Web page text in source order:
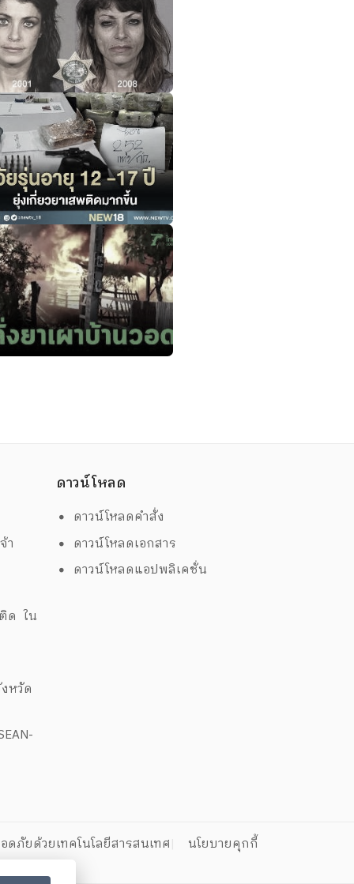
า
ด ใน
หวัด
ดาวน์โหลด
ดาวน์โหลดคำสั่ง
ดาวน์โหลดเอกสาร
ดาวน์โหลดแอปพลิเคชั่น
ภัยด้วยเทคโนโลยีสารสนเทศ
นโยบายคุกกี้